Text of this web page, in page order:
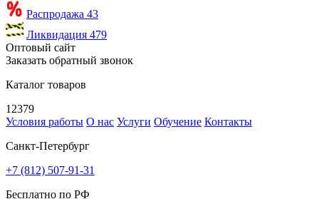
Распродажа 43
Ликвидация 479
Оптовый сайт
Заказать обратный звонок
Каталог товаров
12379
Условия работы О нас Услуги Обучение Контакты
Санкт-Петербург
+7 (812) 507-91-31
Бесплатно по РФ